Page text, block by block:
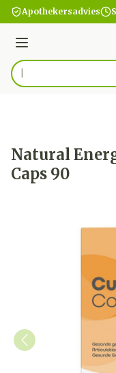
Ga naar de inhoud
Apothekersadvies
Menu
Product, merk,
Natural
Caps 90